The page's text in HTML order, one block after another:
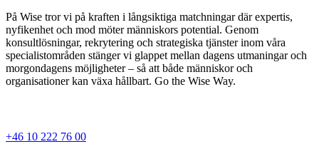
På Wise tror vi på kraften i långsiktiga matchningar där expertis,
nyfikenhet och mod möter människors potential. Genom
konsultlösningar, rekrytering och strategiska tjänster inom våra
specialistområden stänger vi glappet mellan dagens utmaningar och
morgondagens möjligheter – så att både människor och
organisationer kan växa hållbart. Go the Wise Way.
+46 10 222 76 00